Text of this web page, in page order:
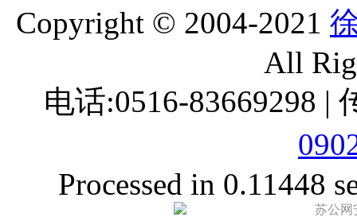
Copyright © 2004-2021
All
电话:0516-83669298 |
Processed in 0.11448
苏公网